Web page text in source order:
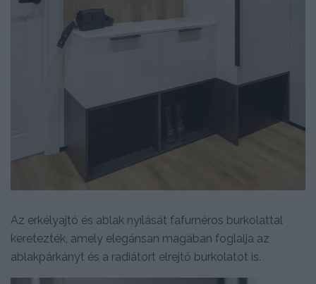
Az erkélyajtó és ablak nyílását fafurnéros burkolattal
keretezték, amely elegánsan magában foglalja az
ablakpárkányt és a radiátort elrejtő burkolatot is.